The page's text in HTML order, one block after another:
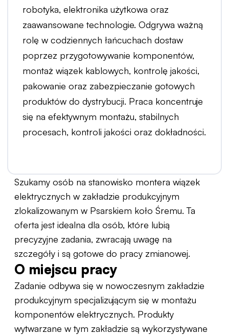
robotyka, elektronika użytkowa oraz
zaawansowane technologie. Odgrywa ważną
rolę w codziennych łańcuchach dostaw
poprzez przygotowywanie komponentów,
montaż wiązek kablowych, kontrolę jakości,
pakowanie oraz zabezpieczanie gotowych
produktów do dystrybucji. Praca koncentruje
się na efektywnym montażu, stabilnych
procesach, kontroli jakości oraz dokładności.
Szukamy osób na stanowisko montera wiązek
elektrycznych w zakładzie produkcyjnym
zlokalizowanym w Psarskiem koło Śremu. Ta
oferta jest idealna dla osób, które lubią
precyzyjne zadania, zwracają uwagę na
szczegóły i są gotowe do pracy zmianowej.
O miejscu pracy
Zadanie odbywa się w nowoczesnym zakładzie
produkcyjnym specjalizującym się w montażu
komponentów elektrycznych. Produkty
wytwarzane w tym zakładzie są wykorzystywane